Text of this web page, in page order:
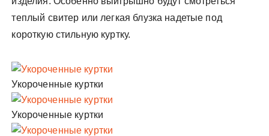
теплый свитер или легкая блузка надетые под
короткую стильную куртку.
Укороченные куртки
Укороченные куртки